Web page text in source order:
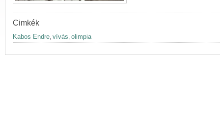
Cimkék
Kabos Endre, vívás, olimpia